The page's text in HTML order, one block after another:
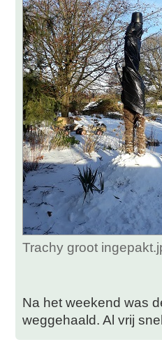
Trachy groot
Na het weekend was
weggehaald. Al vrij